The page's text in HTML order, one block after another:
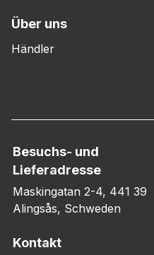
Über uns
Händler
Besuchs- und
Lieferadresse
Maskingatan 2-4, 441 39
Alingsås, Schweden
Kontakt